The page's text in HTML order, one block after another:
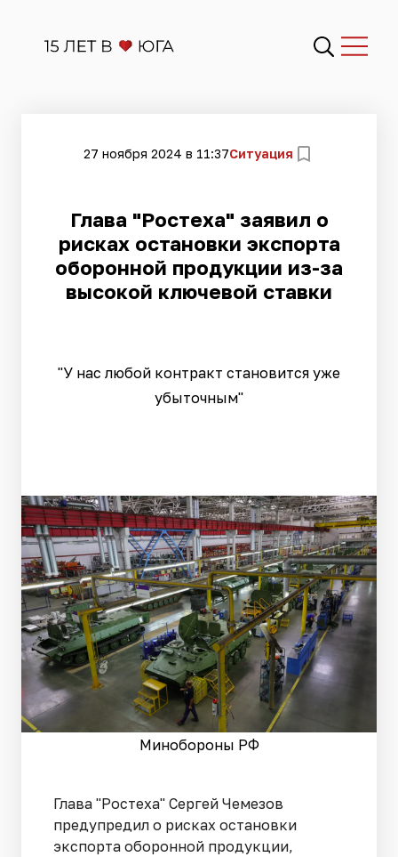
27 ноября 2024 в 11:37Ситуация
Глава "Ростеха" заявил о
рисках остановки экспорта
оборонной продукции из-за
высокой ключевой ставки
"У нас любой контракт становится уже
убыточным"
Минобороны РФ
Глава "Ростеха" Сергей Чемезов
предупредил о рисках остановки
экспорта оборонной продукции,